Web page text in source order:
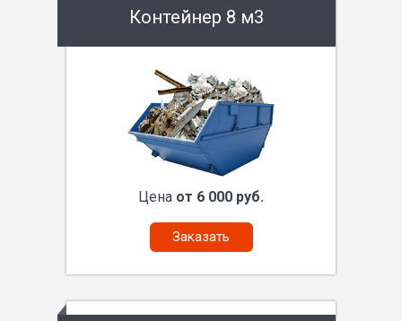
Контейнер 8 м3
Цена от 6 000 руб.
Заказать